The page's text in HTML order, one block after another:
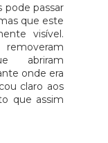
pode passar
que este
visível.
abriram
onde era
claro aos
que assim